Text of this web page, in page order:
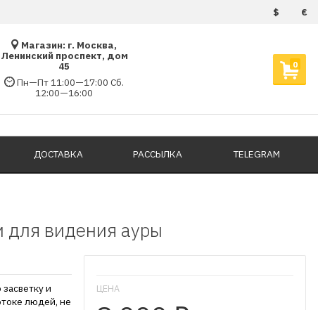
$ €
Магазин: г. Москва,
Ленинский проспект, дом
45
Пн—Пт 11:00—17:00 Сб.
12:00—16:00
0
ДОСТАВКА РАССЫЛКА TELEGRAM
для видения ауры
ЦЕНА
и
людей, не